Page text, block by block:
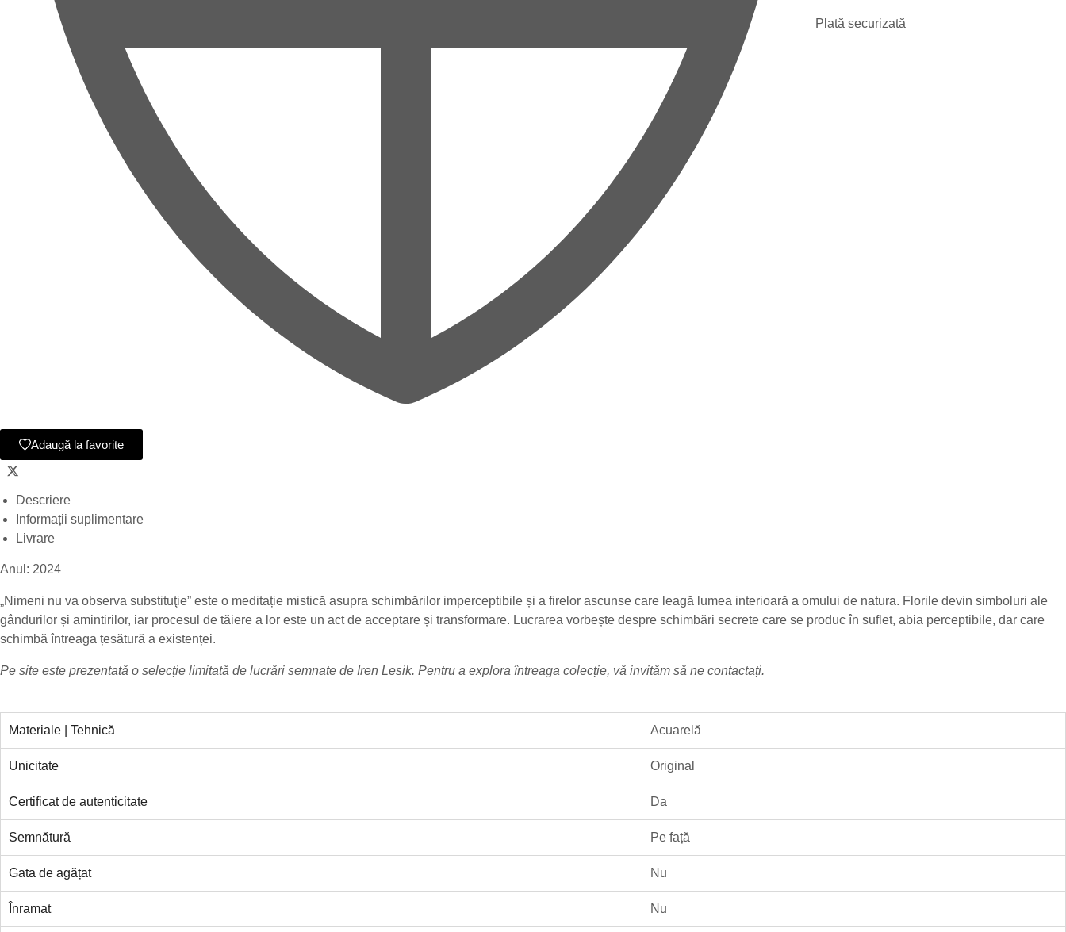
Plată securizată
Adaugă la favorite
Descriere
Informații suplimentare
Livrare
Anul: 2024
„Nimeni nu va observa substituţie” este o meditație mistică asupra schimbărilor imperceptibile și a firelor ascunse care leagă lumea interioară a omului de natura. Florile devin simboluri ale
gândurilor și amintirilor, iar procesul de tăiere a lor este un act de acceptare și transformare. Lucrarea vorbește despre schimbări secrete care se produc în suflet, abia perceptibile, dar care
schimbă întreaga țesătură a existenței.
Pe site este prezentată o selecție limitată de lucrări semnate de Iren Lesik. Pentru a explora întreaga colecție, vă invităm să ne contactați.
Materiale | Tehnică Acuarelă
Unicitate Original
Certificat de autenticitate Da
Semnătură Pe față
Gata de agățat Nu
Înramat Nu